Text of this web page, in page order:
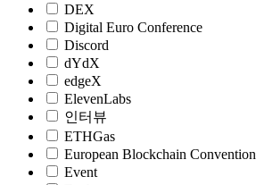
DEX
Digital Euro Conference
Discord
dYdX
edgeX
ElevenLabs
인터뷰
ETHGas
European Blockchain Convention
Event